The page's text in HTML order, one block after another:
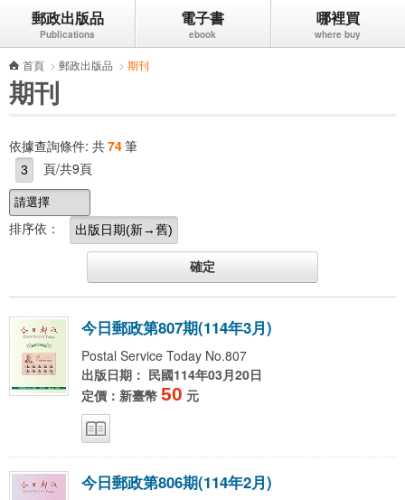
跳到主要內容區塊
郵政出版品 電子書 哪裡買
首頁 > 郵政出版品 > 期刊
期刊
依據查詢條件: 共74筆
頁/共9頁
排序依：
今日郵政第807期(114年3月)
Postal Service Today No.807
出版日期： 民國114年03月20日
定價：新臺幣 50 元
今日郵政第806期(114年2月)